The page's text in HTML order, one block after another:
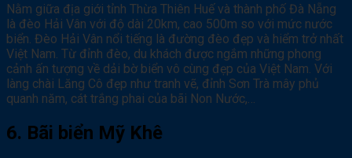
Nằm giữa địa giới tỉnh Thừa Thiên Huế và thành phố Đà Nẵng
là đèo Hải Vân với độ dài 20km, cao 500m so với mức nước
biển. Đèo Hải Vân nổi tiếng là đường đèo đẹp và hiểm trở nhất
Việt Nam. Từ đỉnh đèo, du khách được ngắm những phong
cảnh ấn tượng về dải bờ biển vô cùng đẹp của Việt Nam. Với
làng chài Lăng Cô đẹp như tranh vẽ, đỉnh Sơn Trà mây phủ
quanh năm, cát trắng phai của bãi Non Nước,…
6. Bãi biển Mỹ Khê